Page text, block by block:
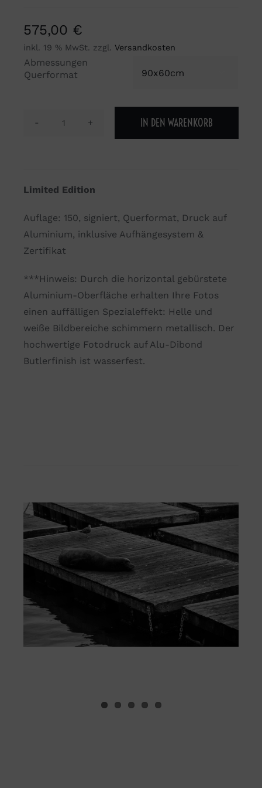
575,00 €
inkl. 19 % MwSt. zzgl. Versandkosten
Abmessungen
Querformat
What's
you
IN DEN WARENKORB
Limited Edition
Auflage: 150, signiert, Querformat, Druck auf
Aluminium, inklusive Aufhängesystem &
Zertifikat
***Hinweis: Durch die horizontal gebürstete
Aluminium-Oberfläche erhalten Ihre Fotos
einen auffälligen Spezialeffekt: Helle und
weiße Bildbereiche schimmern metallisch. Der
hochwertige Fotodruck auf Alu-Dibond
Butlerfinish ist wasserfest.